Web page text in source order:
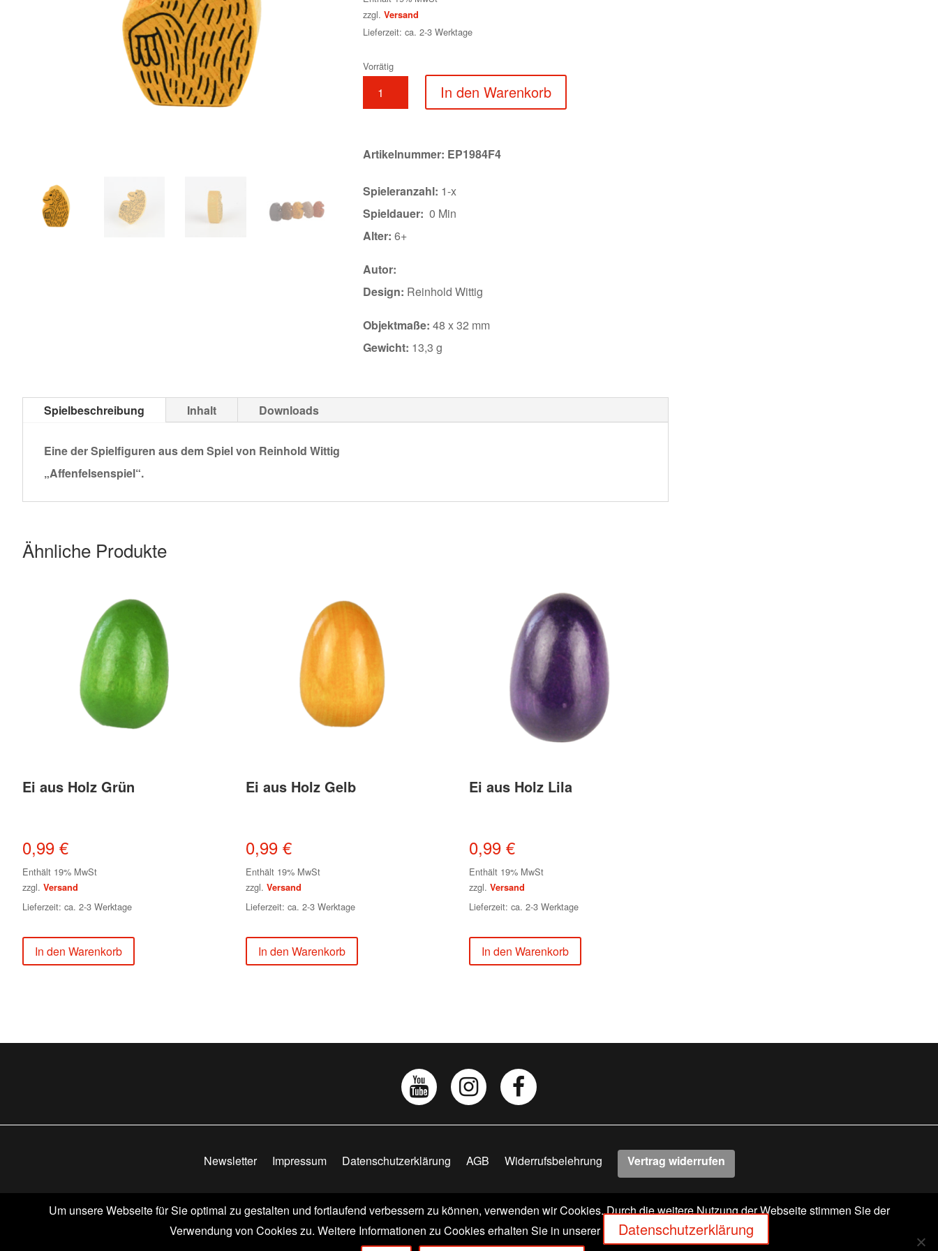
zzgl.Versand
Lieferzeit: ca. 2-3 Werktage
Vorrätig
Spielfigur
In den Warenkorb
Artikelnummer: EP1984F4
Spieleranzahl: 1-x
Spieldauer: 0 Min
Alter: 6+
Autor:
Design: Reinhold Wittig
Objektmaße: 48 x 32 mm
Gewicht: 13,3 g
Spielbeschreibung Inhalt Downloads
Eine der Spielfiguren aus dem Spiel von Reinhold Wittig
„Affenfelsenspiel“.
Ähnliche Produkte
Ei aus Holz Grün
0,99 €
Enthält 19% MwSt
zzgl. Versand
Lieferzeit: ca. 2-3 Werktage
In den Warenkorb
Ei aus Holz Gelb
0,99 €
Enthält 19% MwSt
zzgl. Versand
Lieferzeit: ca. 2-3 Werktage
In den Warenkorb
Ei aus Holz Lila
0,99 €
Enthält 19% MwSt
zzgl. Versand
Lieferzeit: ca. 2-3 Werktage
In den Warenkorb
Newsletter Impressum Datenschutzerklärung AGB Widerrufsbelehrung Vertrag widerrufen
© ABACUSSPIELE VERLAGS GMBH & CO. KG | SCHOPENHAUERSTR. 41 | D-63303 DREIEICH
Um unsere Webseite für Sie optimal zu gestalten und fortlaufend verbessern zu können, verwenden wir Cookies. Durch die weitere Nutzung der Webseite stimmen Sie der
Verwendung von Cookies zu. Weitere Informationen zu Cookies erhalten Sie in unserer
Datenschutzerklärung